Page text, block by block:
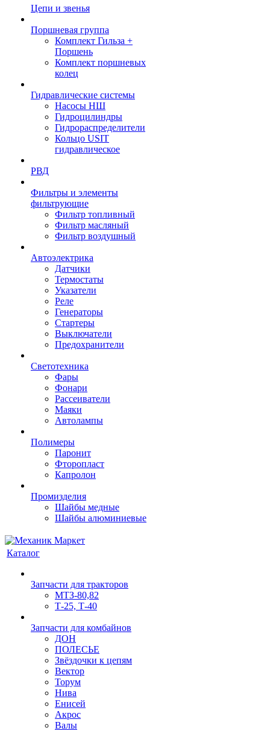
Цепи и звенья
Поршневая группа
Комплект Гильза +
Поршень
Комплект поршневых
колец
Гидравлические системы
Насосы НШ
Гидроцилиндры
Гидрораспределители
Кольцо USIT
гидравлическое
РВД
Фильтры и элементы
фильтрующие
Фильтр топливный
Фильтр масляный
Фильтр воздушный
Автоэлектрика
Датчики
Термостаты
Указатели
Реле
Генераторы
Стартеры
Выключатели
Предохранители
Светотехника
Фары
Фонари
Рассеиватели
Маяки
Автолампы
Полимеры
Паронит
Фторопласт
Капролон
Промизделия
Шайбы медные
Шайбы алюминиевые
Каталог
Запчасти для тракторов
МТЗ-80,82
Т-25, Т-40
Запчасти для комбайнов
ДОН
ПОЛЕСЬЕ
Звёздочки к цепям
Вектор
Торум
Нива
Енисей
Акрос
Валы